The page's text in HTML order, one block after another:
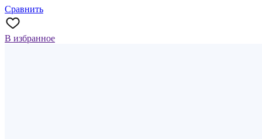
Сравнить
В избранное